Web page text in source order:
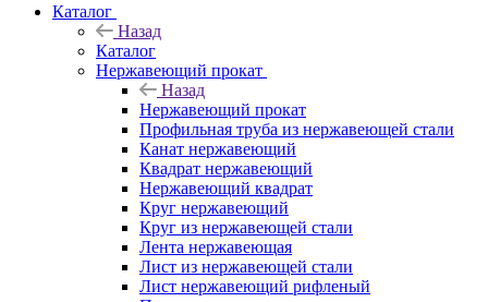
Каталог
Назад
Каталог
Нержавеющий прокат
Назад
Нержавеющий прокат
Профильная труба из нержавеющей стали
Канат нержавеющий
Квадрат нержавеющий
Нержавеющий квадрат
Круг нержавеющий
Круг из нержавеющей стали
Лента нержавеющая
Лист из нержавеющей стали
Лист нержавеющий рифленый